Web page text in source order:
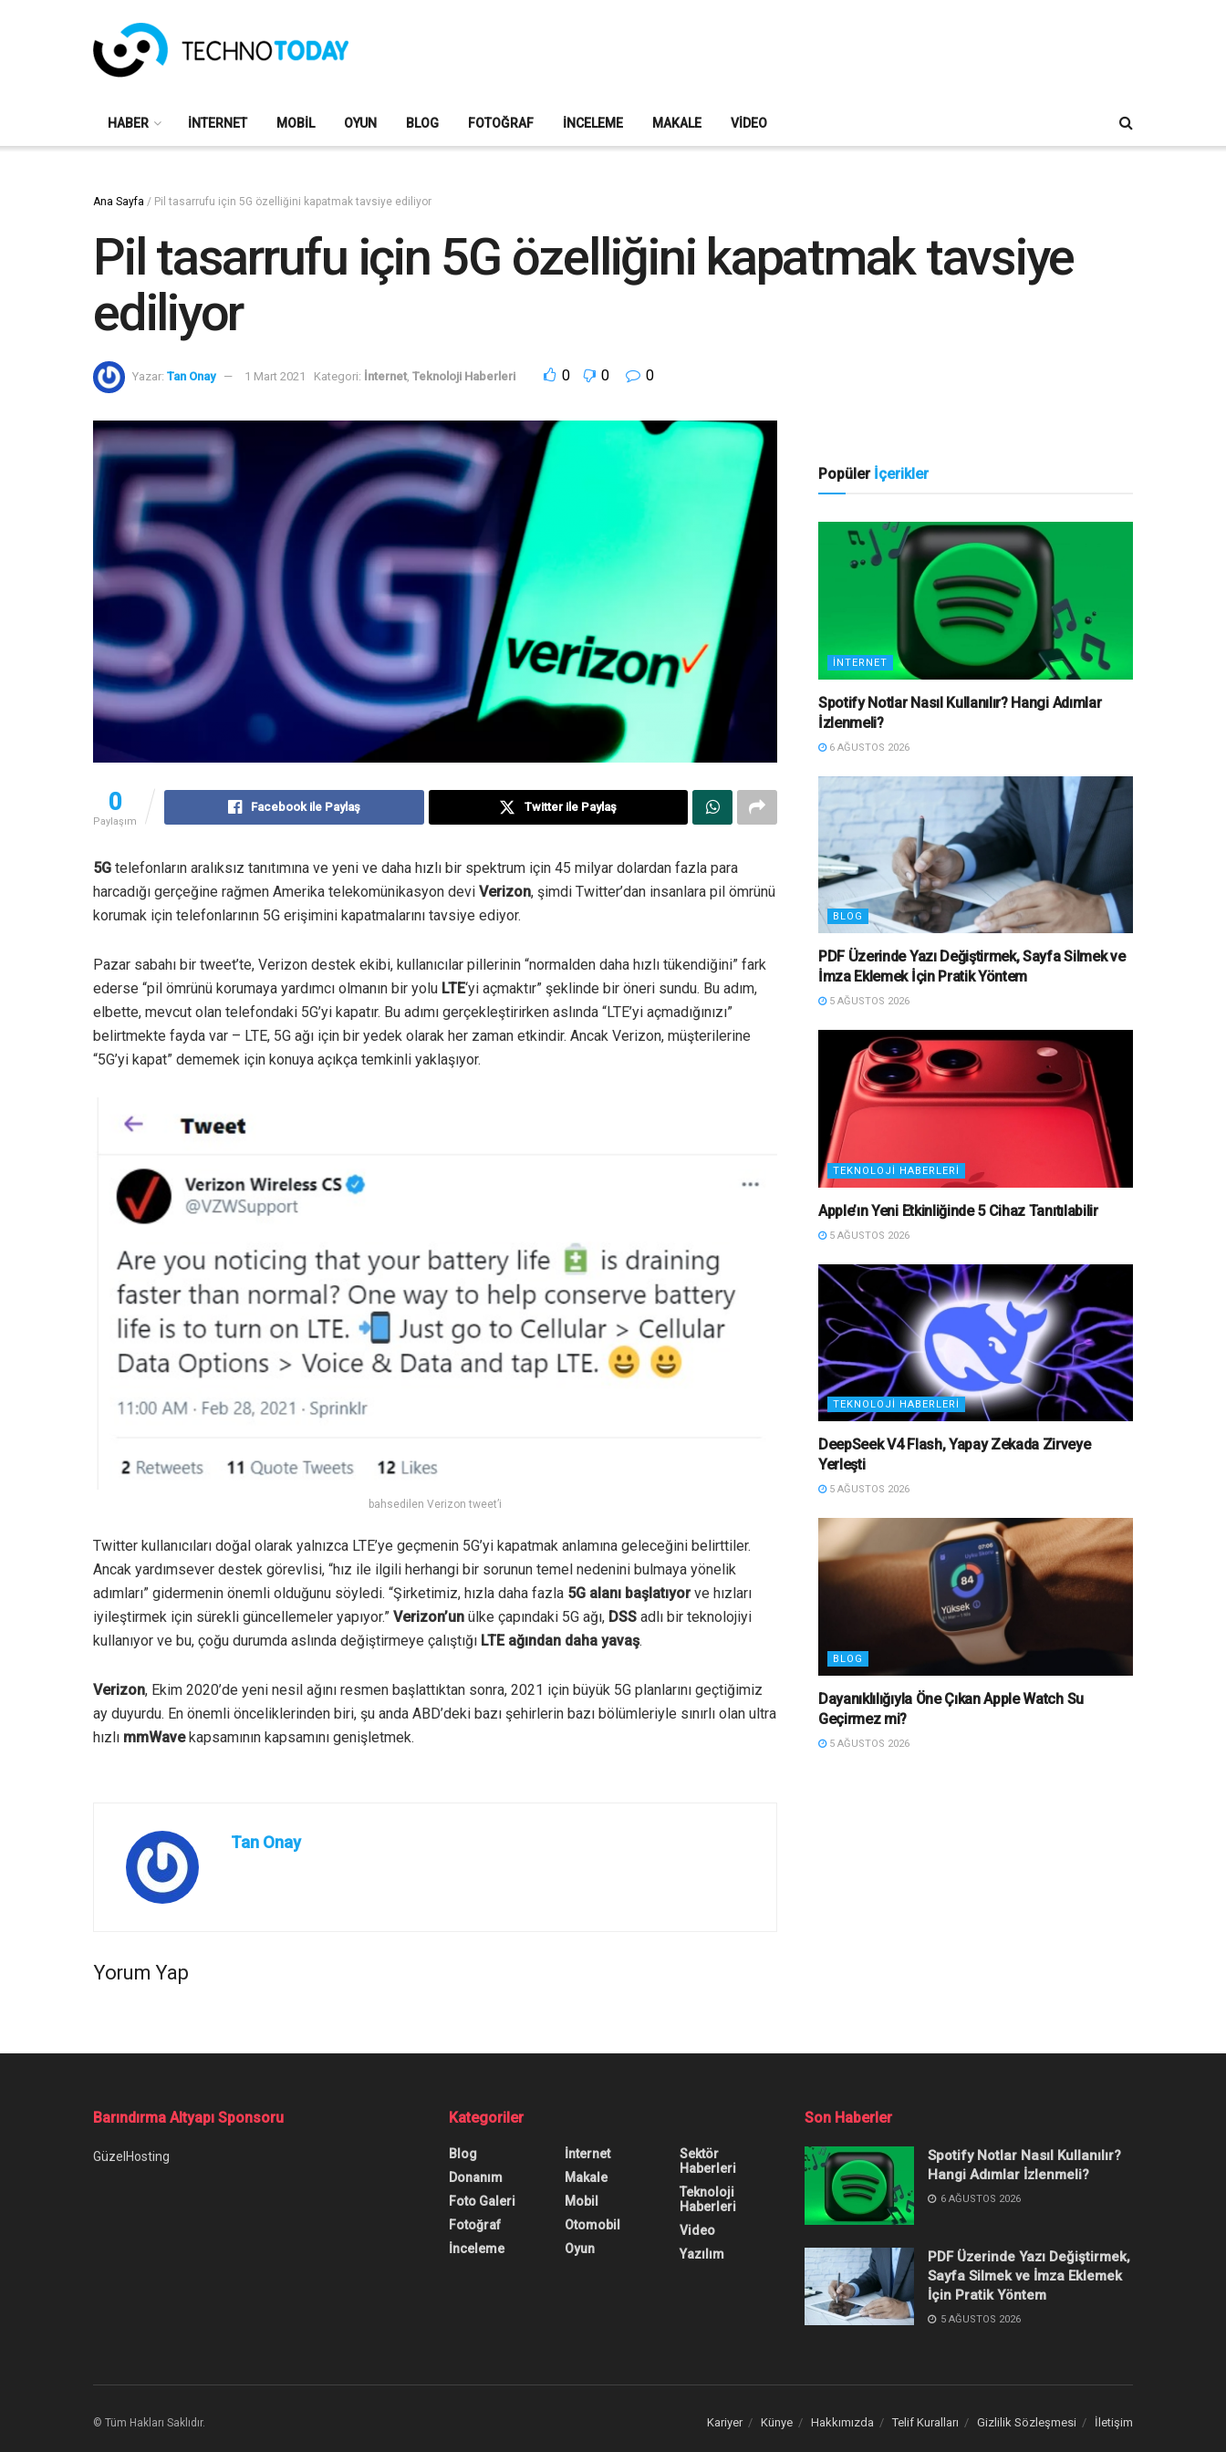
HABER İNTERNET MOBIL OYUN BLOG FOTOĞRAF İNCELEME MAKALE VIDEO
Ana Sayfa / Pil tasarrufu için 5G özelliğini kapatmak tavsiye ediliyor
Pil tasarrufu için 5G özelliğini kapatmak tavsiye
ediliyor
Yazar: Tan Onay 1 Mart 2021 Kategori: İnternet, Teknoloji Haberleri 0 0 0
0
Paylaşım
Facebook ile Paylaş Twitter ile Paylaş
5G telefonların aralıksız tanıtımına ve yeni ve daha hızlı bir spektrum için 45 milyar dolardan fazla para
harcadığı gerçeğine rağmen Amerika telekomünikasyon devi Verizon, şimdi Twitter’dan insanlara pil ömrünü
korumak için telefonlarının 5G erişimini kapatmalarını tavsiye ediyor.
Pazar sabahı bir tweet’te, Verizon destek ekibi, kullanıcılar pillerinin “normalden daha hızlı tükendiğini” fark
ederse “pil ömrünü korumaya yardımcı olmanın bir yolu LTE‘yi açmaktır” şeklinde bir öneri sundu. Bu adım,
elbette, mevcut olan telefondaki 5G’yi kapatır. Bu adımı gerçekleştirirken aslında “LTE’yi açmadığınızı”
belirtmekte fayda var – LTE, 5G ağı için bir yedek olarak her zaman etkindir. Ancak Verizon, müşterilerine
“5G’yi kapat” dememek için konuya açıkça temkinli yaklaşıyor.
bahsedilen Verizon tweet’i
Twitter kullanıcıları doğal olarak yalnızca LTE’ye geçmenin 5G’yi kapatmak anlamına geleceğini belirttiler.
Ancak yardımsever destek görevlisi, “hız ile ilgili herhangi bir sorunun temel nedenini bulmaya yönelik
adımları” gidermenin önemli olduğunu söyledi. “Şirketimiz, hızla daha fazla 5G alanı başlatıyorve hızları
iyileştirmek için sürekli güncellemeler yapıyor.” Verizon’un ülke çapındaki 5G ağı, DSS adlı bir teknolojiyi
kullanıyor ve bu, çoğu durumda aslında değiştirmeye çalıştığı LTE ağından daha yavaş.
Verizon, Ekim 2020’de yeni nesil ağını resmen başlattıktan sonra, 2021 için büyük 5G planlarını geçtiğimiz
ay duyurdu. En önemli önceliklerinden biri, şu anda ABD’deki bazı şehirlerin bazı bölümleriyle sınırlı olan ultra
hızlı mmWavekapsamının kapsamını genişletmek.
Tan Onay
Yorum Yap
Popüler İçerikler
İNTERNET
Spotify Notlar Nasıl Kullanılır? Hangi Adımlar
İzlenmeli?
6 AĞUSTOS 2026
BLOG
PDF Üzerinde Yazı Değiştirmek, Sayfa Silmek ve
İmza Eklemek İçin Pratik Yöntem
5 AĞUSTOS 2026
TEKNOLOJI HABERLERI
Apple’ın Yeni Etkinliğinde 5 Cihaz Tanıtılabilir
5 AĞUSTOS 2026
TEKNOLOJI HABERLERI
DeepSeek V4 Flash, Yapay Zekada Zirveye
Yerleşti
5 AĞUSTOS 2026
BLOG
Dayanıklılığıyla Öne Çıkan Apple Watch Su
Geçirmez mi?
5 AĞUSTOS 2026
Barındırma Altyapı Sponsoru
GüzelHosting
Kategoriler
Blog
Donanım
Foto Galeri
Fotoğraf
İnceleme
İnternet
Makale
Mobil
Otomobil
Oyun
Sektör
Haberleri
Teknoloji
Haberleri
Video
Yazılım
Son Haberler
Spotify Notlar Nasıl Kullanılır?
Hangi Adımlar İzlenmeli?
6 AĞUSTOS 2026
PDF Üzerinde Yazı Değiştirmek,
Sayfa Silmek ve İmza Eklemek
İçin Pratik Yöntem
5 AĞUSTOS 2026
Kariyer Künye Hakkımızda Telif Kuralları Gizlilik Sözleşmesi İletişim
© Tüm Hakları Saklıdır.